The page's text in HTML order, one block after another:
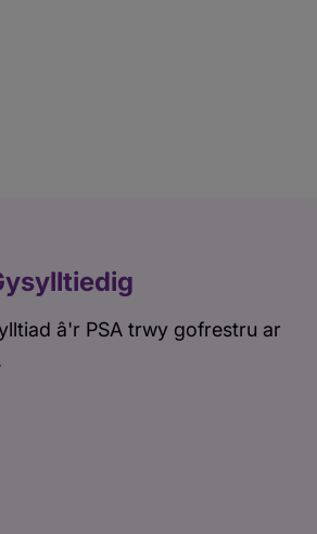
â'r PSA trwy gofrestru ar